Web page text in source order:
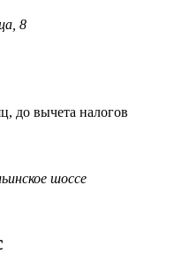
8
до вычета налогов
шоссе